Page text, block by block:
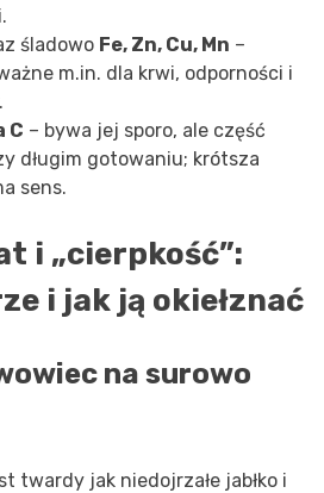
śladowo Fe, Zn, Cu, Mn –
m.in. dla krwi, odporności i
C – bywa jej sporo, ale część
długim gotowaniu; krótsza
sens.
i „cierpkość”:
i jak ją okiełznać
na surowo
twardy jak niedojrzałe jabłko i